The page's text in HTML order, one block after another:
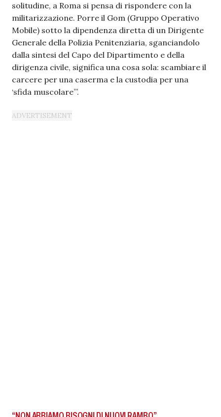
solitudine, a Roma si pensa di rispondere con la
militarizzazione. Porre il Gom (Gruppo Operativo
Mobile) sotto la dipendenza diretta di un Dirigente
Generale della Polizia Penitenziaria, sganciandolo
dalla sintesi del Capo del Dipartimento e della
dirigenza civile, significa una cosa sola: scambiare il
carcere per una caserma e la custodia per una
‘sfida muscolare’”.